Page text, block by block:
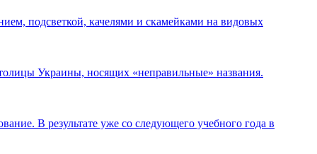
подсветкой, качелями и скамейками на видовых
Украины, носящих «неправильные» названия.
В результате уже со следующего учебного года в